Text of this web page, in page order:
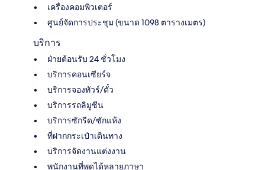
เครื่องคอมพิวเตอร์
ศูนย์จัดการประชุม (ขนาด 1098 ตารางเมตร)
บริการ
ฝ่ายต้อนรับ 24 ชั่วโมง
บริการคอนเซียร์จ
บริการจองทัวร์/ตั๋ว
บริการรถลิมูซีน
บริการซักรีด/ซักแห้ง
ที่ฝากกระเป๋าเดินทาง
บริการจัดงานแต่งงาน
พนักงานที่พูดได้หลายภาษา